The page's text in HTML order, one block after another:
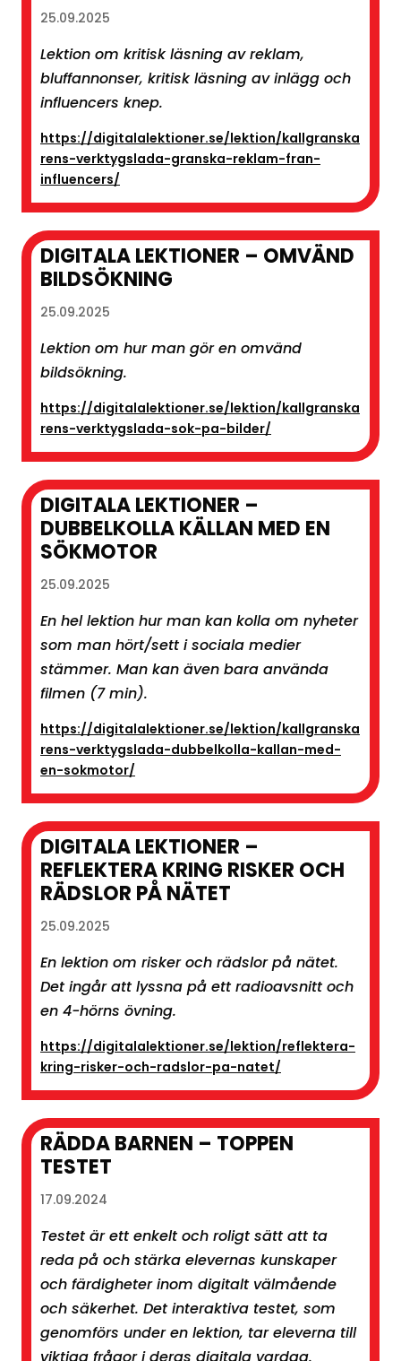
25.09.2025
Lektion om kritisk läsning av reklam,
bluffannonser, kritisk läsning av inlägg och
influencers knep.
https://digitalalektioner.se/lektion/kallgranska
rens-verktygslada-granska-reklam-fran-
influencers/
DIGITALA LEKTIONER – OMVÄND
BILDSÖKNING
25.09.2025
Lektion om hur man gör en omvänd
bildsökning.
https://digitalalektioner.se/lektion/kallgranska
rens-verktygslada-sok-pa-bilder/
DIGITALA LEKTIONER –
DUBBELKOLLA KÄLLAN MED EN
SÖKMOTOR
25.09.2025
En hel lektion hur man kan kolla om nyheter
som man hört/sett i sociala medier
stämmer. Man kan även bara använda
filmen (7 min).
https://digitalalektioner.se/lektion/kallgranska
rens-verktygslada-dubbelkolla-kallan-med-
en-sokmotor/
DIGITALA LEKTIONER –
REFLEKTERA KRING RISKER OCH
RÄDSLOR PÅ NÄTET
25.09.2025
En lektion om risker och rädslor på nätet.
Det ingår att lyssna på ett radioavsnitt och
en 4-hörns övning.
https://digitalalektioner.se/lektion/reflektera-
kring-risker-och-radslor-pa-natet/
RÄDDA BARNEN – TOPPEN
TESTET
17.09.2024
Testet är ett enkelt och roligt sätt att ta
reda på och stärka elevernas kunskaper
och färdigheter inom digitalt välmående
och säkerhet. Det interaktiva testet, som
genomförs under en lektion, tar eleverna till